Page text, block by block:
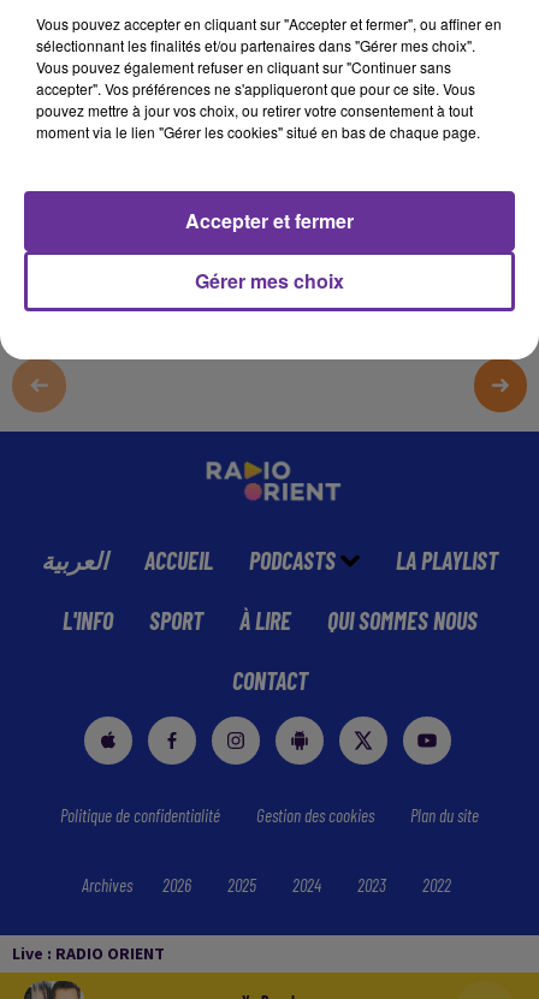
Live : RADIO ORIENT
الرياضة 1
الرياضة 1
0:00 11 min 57 sec
Afficher la transcription écrite
العربية ACCUEIL PODCASTS LA PLAYLIST
L'INFO SPORT À LIRE QUI SOMMES NOUS
CONTACT
Politique de confidentialité Gestion des cookies Plan du site
Archives 2026 2025 2024 2023 2022
Vous pouvez accepter en cliquant sur "Accepter et fermer", ou affiner en
sélectionnant les finalités et/ou partenaires dans "Gérer mes choix".
Vous pouvez également refuser en cliquant sur "Continuer sans
accepter". Vos préférences ne s'appliqueront que pour ce site. Vous
pouvez mettre à jour vos choix, ou retirer votre consentement à tout
moment via le lien "Gérer les cookies" situé en bas de chaque page.
Gérer mes choix
Accepter et fermer